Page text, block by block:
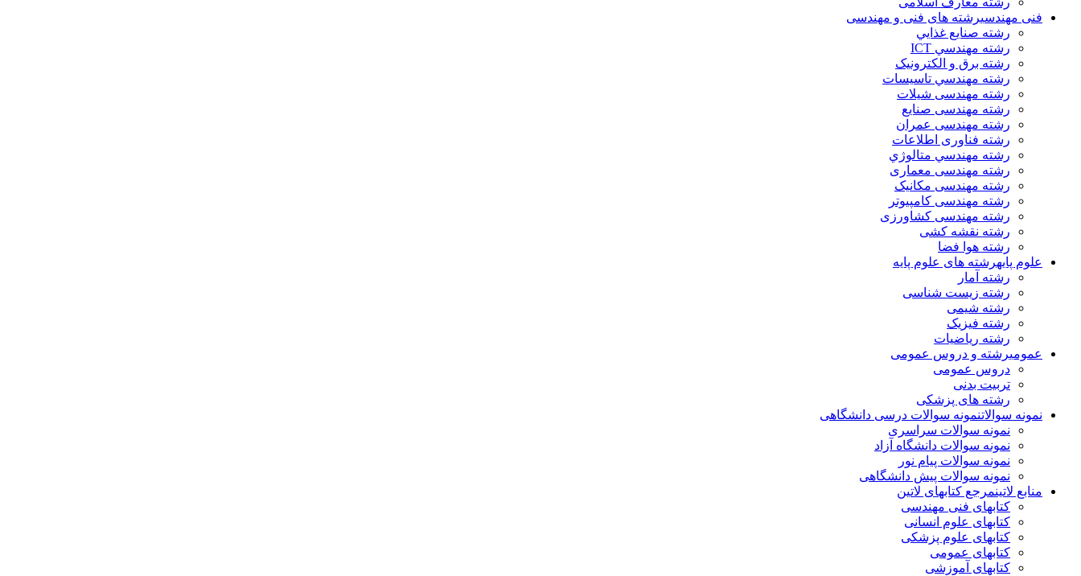
فنی مهندسیرشته های فنی و مهندسی
رشته صنايع غذايي
رشته مهندسي ICT
رشته برق و الکترونيک
رشته مهندسي تاسيسات
رشته مهندسی شیلات
رشته مهندسی صنایع
رشته مهندسی عمران
رشته فناوری اطلاعات
رشته مهندسي متالوژي
رشته مهندسی معماری
رشته مهندسی مکانیک
رشته مهندسی کامپیوتر
رشته مهندسی کشاورزی
رشته نقشه کشی
رشته هوا فضا
علوم پایهرشته های علوم پایه
رشته آمار
رشته زیست شناسی
رشته شیمی
رشته فیزیک
رشته ریاضیات
عمومیرشته و دروس عمومی
دروس عمومی
تربیت بدنی
رشته های پزشکی
نمونه سوالاتنمونه سوالات درسی دانشگاهی
نمونه سوالات سراسری
نمونه سوالات دانشگاه آزاد
نمونه سوالات پیام نور
نمونه سوالات پیش دانشگاهی
منابع لاتینمرجع کتابهای لاتین
کتابهای فنی مهندسی
کتابهای علوم انسانی
کتابهای علوم پزشکی
کتابهای عمومی
کتابهای آموزشی